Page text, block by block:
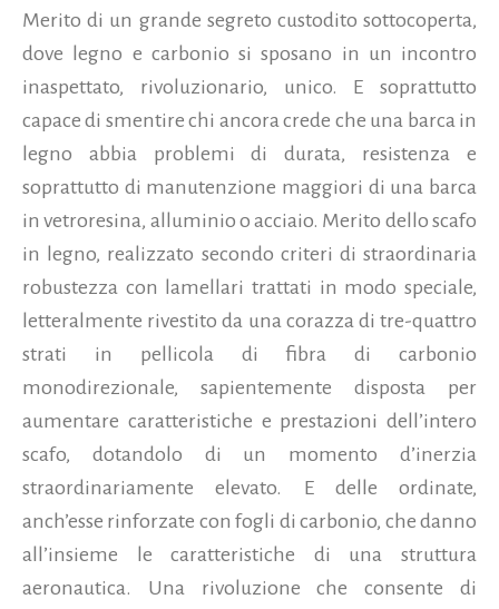
Merito di un grande segreto custodito sottocoperta,
dove legno e carbonio si sposano in un incontro
inaspettato, rivoluzionario, unico. E soprattutto
capace di smentire chi ancora crede che una barca in
legno abbia problemi di durata, resistenza e
soprattutto di manutenzione maggiori di una barca
in vetroresina, alluminio o acciaio. Merito dello scafo
in legno, realizzato secondo criteri di straordinaria
robustezza con lamellari trattati in modo speciale,
letteralmente rivestito da una corazza di tre-quattro
strati in pellicola di fibra di carbonio
monodirezionale, sapientemente disposta per
aumentare caratteristiche e prestazioni dell’intero
scafo, dotandolo di un momento d’inerzia
straordinariamente elevato. E delle ordinate,
anch’esse rinforzate con fogli di carbonio, che danno
all’insieme le caratteristiche di una struttura
aeronautica. Una rivoluzione che consente di